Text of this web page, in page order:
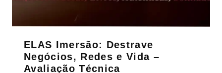
ELAS Imersão: Destrave
Negócios, Redes e Vida –
Avaliação Técnica